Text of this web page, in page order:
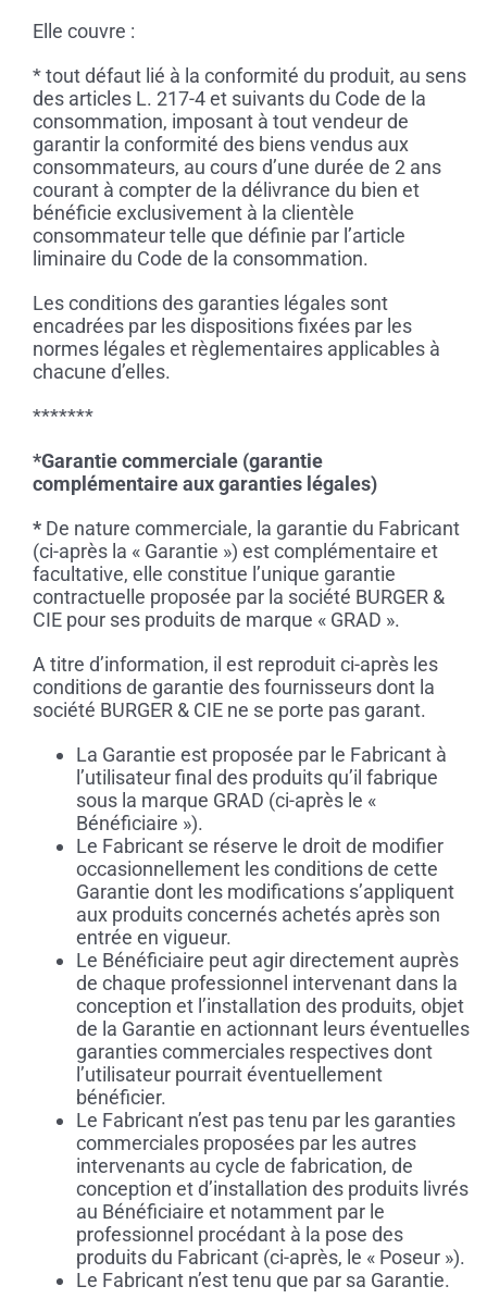
Elle couvre :
* tout défaut lié à la conformité du produit, au sens
des articles L. 217-4 et suivants du Code de la
consommation, imposant à tout vendeur de
garantir la conformité des biens vendus aux
consommateurs, au cours d’une durée de 2 ans
courant à compter de la délivrance du bien et
bénéficie exclusivement à la clientèle
consommateur telle que définie par l’article
liminaire du Code de la consommation.
Les conditions des garanties légales sont
encadrées par les dispositions fixées par les
normes légales et règlementaires applicables à
chacune d’elles.
*******
*Garantie commerciale (garantie
complémentaire aux garanties légales)
*De nature commerciale, la garantie du Fabricant
(ci-après la « Garantie ») est complémentaire et
facultative, elle constitue l’unique garantie
contractuelle proposée par la société BURGER &
CIE pour ses produits de marque « GRAD ».
A titre d’information, il est reproduit ci-après les
conditions de garantie des fournisseurs dont la
société BURGER & CIE ne se porte pas garant.
La Garantie est proposée par le Fabricant à
l’utilisateur final des produits qu’il fabrique
sous la marque GRAD (ci-après le «
Bénéficiaire »).
Le Fabricant se réserve le droit de modifier
occasionnellement les conditions de cette
Garantie dont les modifications s’appliquent
aux produits concernés achetés après son
entrée en vigueur.
Le Bénéficiaire peut agir directement auprès
de chaque professionnel intervenant dans la
conception et l’installation des produits, objet
de la Garantie en actionnant leurs éventuelles
garanties commerciales respectives dont
l’utilisateur pourrait éventuellement
bénéficier.
Le Fabricant n’est pas tenu par les garanties
commerciales proposées par les autres
intervenants au cycle de fabrication, de
conception et d’installation des produits livrés
au Bénéficiaire et notamment par le
professionnel procédant à la pose des
produits du Fabricant (ci-après, le « Poseur »).
Le Fabricant n’est tenu que par sa Garantie.